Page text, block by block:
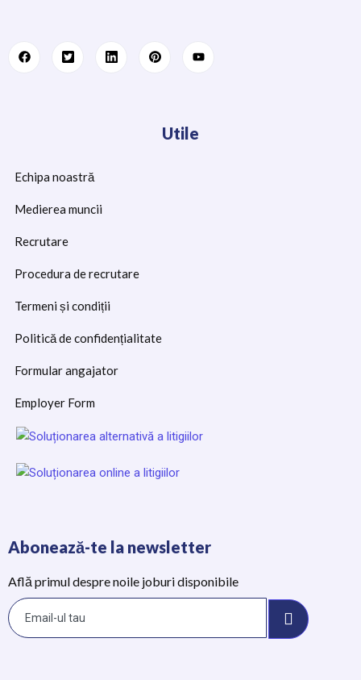
Utile
Echipa noastră
Medierea muncii
Recrutare
Procedura de recrutare
Termeni și condiții
Politică de confidențialitate
Formular angajator
Employer Form
Abonează-te la newsletter
Află primul despre noile joburi disponibile